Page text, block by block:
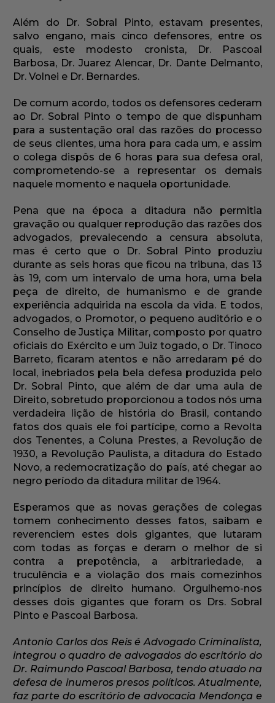
Além do Dr. Sobral Pinto, estavam presentes,
salvo engano, mais cinco defensores, entre os
quais, este modesto cronista, Dr. Pascoal
Barbosa, Dr. Juarez Alencar, Dr. Dante Delmanto,
Dr. Volnei e Dr. Bernardes.
De comum acordo, todos os defensores cederam
ao Dr. Sobral Pinto o tempo de que dispunham
para a sustentação oral das razões do processo
de seus clientes, uma hora para cada um, e assim
o colega dispôs de 6 horas para sua defesa oral,
comprometendo-se a representar os demais
naquele momento e naquela oportunidade.
Pena que na época a ditadura não permitia
gravação ou qualquer reprodução das razões dos
advogados, prevalecendo a censura absoluta,
mas é certo que o Dr. Sobral Pinto produziu
durante as seis horas que ficou na tribuna, das 13
às 19, com um intervalo de uma hora, uma bela
peça de direito, de humanismo e de grande
experiência adquirida na escola da vida. E todos,
advogados, o Promotor, o pequeno auditório e o
Conselho de Justiça Militar, composto por quatro
oficiais do Exército e um Juiz togado, o Dr. Tinoco
Barreto, ficaram atentos e não arredaram pé do
local, inebriados pela bela defesa produzida pelo
Dr. Sobral Pinto, que além de dar uma aula de
Direito, sobretudo proporcionou a todos nós uma
verdadeira lição de história do Brasil, contando
fatos dos quais ele foi partícipe, como a Revolta
dos Tenentes, a Coluna Prestes, a Revolução de
1930, a Revolução Paulista, a ditadura do Estado
Novo, a redemocratização do país, até chegar ao
negro período da ditadura militar de 1964.
Esperamos que as novas gerações de colegas
tomem conhecimento desses fatos, saibam e
reverenciem estes dois gigantes, que lutaram
com todas as forças e deram o melhor de si
contra a prepotência, a arbitrariedade, a
truculência e a violação dos mais comezinhos
princípios de direito humano. Orgulhemo-nos
desses dois gigantes que foram os Drs. Sobral
Pinto e Pascoal Barbosa.
Antonio Carlos dos Reis é Advogado Criminalista,
integrou o quadro de advogados do escritório do
Dr. Raimundo Pascoal Barbosa, tendo atuado na
defesa de inumeros presos políticos. Atualmente,
faz parte do escritório de advocacia Mendonça e